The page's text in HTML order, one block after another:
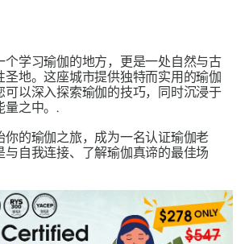
个学习瑜伽的地方，更是一处自然与古
圣地。这座城市提供独特而实用的瑜伽
可以深入探索瑜伽的技巧，同时沉浸于
量之中。.
你的瑜伽之旅，成为一名认证瑜伽老
与自我连接、了解瑜伽真谛的最佳场